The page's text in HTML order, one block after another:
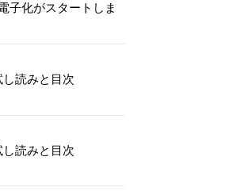
子化がスタートしま
し読みと目次
し読みと目次